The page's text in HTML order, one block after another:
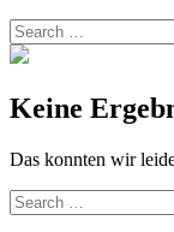
Suchen
nach:
Keine
Das konnten wir
Suchen
nach: